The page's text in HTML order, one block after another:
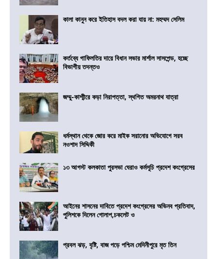
কালা কানুন করে ইতিহাস বদল করা যায় না: মহম্মদ সেলিম
কর্তব্যে গাফিলতির দায়ে বিধান সভার মার্শাল সাসপেন্ড, হচ্ছে
বিভাগীয় তদন্তও
জম্মু-কাশ্মীরে কড়া নিরাপত্তা, স্থগিত অমরনাথ যাত্রা
ধর্মস্থান থেকে জোর করে মাইক সরানোর অভিযোগে সরব
নওশাদ সিদ্দিকী
১৩ আগস্ট কলকাতা পুরসভা ঘেরাও কর্মসূচি প্রদেশ কংগ্রেসের
আইনের শাসনের দাবিতে প্রদেশ কংগ্রেসের অভিনব প্রতিবাদ,
পুলিশকে দিলেন গোলাপ,চকলেট ও
প্রবল ঝড়, বৃষ্টি, বাজ পড়ে পশ্চিম মেদিনীপুরে মৃত তিন